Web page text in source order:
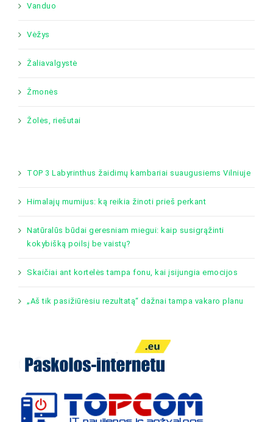
Vanduo
Vėžys
Žaliavalgystė
Žmonės
Žolės, riešutai
TOP 3 Labyrinthus žaidimų kambariai suaugusiems Vilniuje
Himalajų mumijus: ką reikia žinoti prieš perkant
Natūralūs būdai geresniam miegui: kaip susigrąžinti
kokybišką poilsį be vaistų?
Skaičiai ant kortelės tampa fonu, kai įsijungia emocijos
„Aš tik pasižiūrėsiu rezultatą“ dažnai tampa vakaro planu